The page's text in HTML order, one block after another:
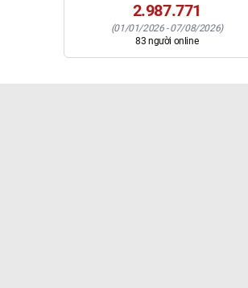
2.987.771
(01/01/2026-07/08/2026)
83 người online